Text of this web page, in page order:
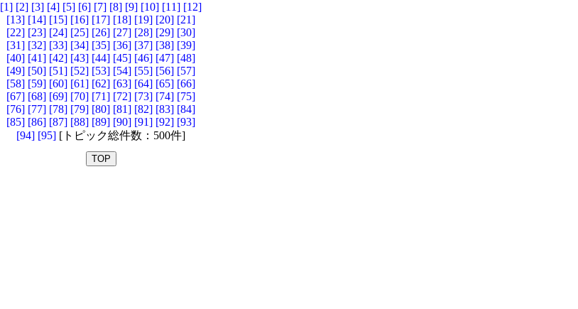
[1] [2] [3] [4] [5] [6] [7] [8] [9] [10] [11] [12]
[13] [14] [15] [16] [17] [18] [19] [20] [21]
[22] [23] [24] [25] [26] [27] [28] [29] [30]
[31] [32] [33] [34] [35] [36] [37] [38] [39]
[40] [41] [42] [43] [44] [45] [46] [47] [48]
[49] [50] [51] [52] [53] [54] [55] [56] [57]
[58] [59] [60] [61] [62] [63] [64] [65] [66]
[67] [68] [69] [70] [71] [72] [73] [74] [75]
[76] [77] [78] [79] [80] [81] [82] [83] [84]
[85] [86] [87] [88] [89] [90] [91] [92] [93]
[94] [95] [トピック総件数：500件]